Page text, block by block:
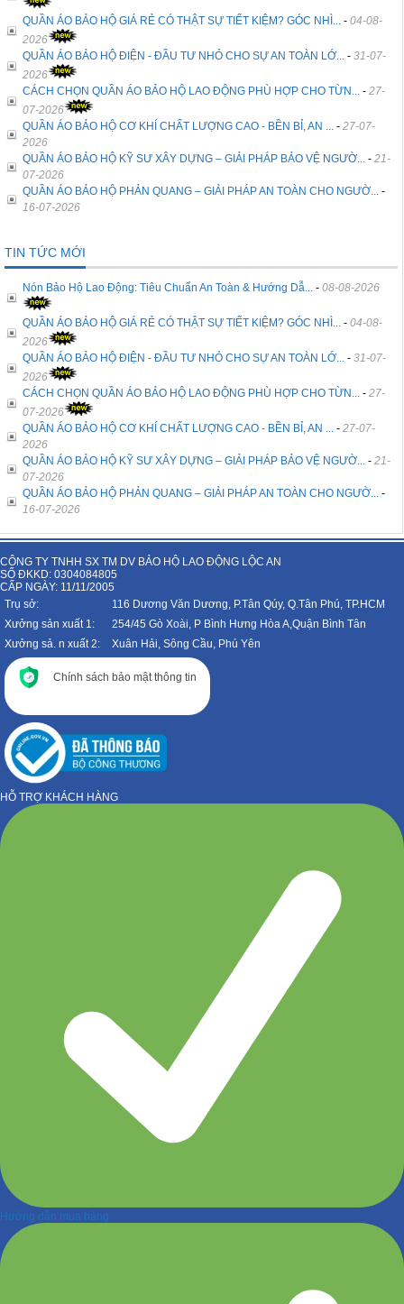
QUẦN ÁO BẢO HỘ GIÁ RẺ CÓ THẬT SỰ TIẾT KIỆM? GÓC NHÌ... - 04-08-
2026
QUẦN ÁO BẢO HỘ ĐIỆN - ĐẦU TƯ NHỎ CHO SỰ AN TOÀN LỚ...
- 31-07-
2026
CÁCH CHỌN QUẦN ÁO BẢO HỘ LAO ĐỘNG PHÙ HỢP CHO TỪN...
- 27-
07-2026
QUẦN ÁO BẢO HỘ CƠ KHÍ CHẤT LƯỢNG CAO - BỀN BỈ, AN ...
- 27-07-
2026
QUẦN ÁO BẢO HỘ KỸ SƯ XÂY DỰNG – GIẢI PHÁP BẢO VỆ NGƯỜ...
- 21-
07-2026
QUẦN ÁO BẢO HỘ PHẢN QUANG – GIẢI PHÁP AN TOÀN CHO NGƯỜ...
-
16-07-2026
TIN TỨC MỚI
Nón Bảo Hộ Lao Động: Tiêu Chuẩn An Toàn & Hướng Dẫ... - 08-08-2026
QUẦN ÁO BẢO HỘ GIÁ RẺ CÓ THẬT SỰ TIẾT KIỆM? GÓC NHÌ... - 04-08-
2026
QUẦN ÁO BẢO HỘ ĐIỆN - ĐẦU TƯ NHỎ CHO SỰ AN TOÀN LỚ...
- 31-07-
2026
CÁCH CHỌN QUẦN ÁO BẢO HỘ LAO ĐỘNG PHÙ HỢP CHO TỪN...
- 27-
07-2026
QUẦN ÁO BẢO HỘ CƠ KHÍ CHẤT LƯỢNG CAO - BỀN BỈ, AN ...
- 27-07-
2026
QUẦN ÁO BẢO HỘ KỸ SƯ XÂY DỰNG – GIẢI PHÁP BẢO VỆ NGƯỜ...
- 21-
07-2026
QUẦN ÁO BẢO HỘ PHẢN QUANG – GIẢI PHÁP AN TOÀN CHO NGƯỜ...
-
16-07-2026
CÔNG TY TNHH SX TM DV BẢO HỘ LAO ĐỘNG LỘC AN
SỐ ĐKKD: 0304084805
CẤP NGÀY: 11/11/2005
Trụ sở:
116 Dương Văn Dương, P.Tân Qúy, Q.Tân Phú, TP.HCM
Xưởng sản xuất 1:
254/45 Gò Xoài, P Bình Hưng Hòa A,Quận Bình Tân
Xưởng sả. n xuất 2:
Xuân Hải, Sông Cầu, Phú Yên
Chính sách bảo mật thông tin
HỖ TRỢ KHÁCH HÀNG
Hướng dẫn mua hàng